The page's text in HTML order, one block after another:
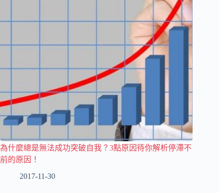
為什麼總是無法成功突破自我？3點原因待你解析停滯不
前的原因！
2017-11-30